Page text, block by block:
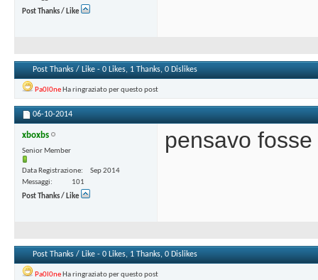
Post Thanks / Like
Post Thanks / Like - 0 Likes, 1 Thanks, 0 Dislikes
Pa0l0neHa ringraziato per questo post
06-10-2014
xboxbs
Senior Member
Data Registrazione
Sep 2014
Messaggi
101
Post Thanks / Like
pensavo
Post Thanks / Like - 0 Likes, 1 Thanks, 0 Dislikes
Pa0l0neHa ringraziato per questo post